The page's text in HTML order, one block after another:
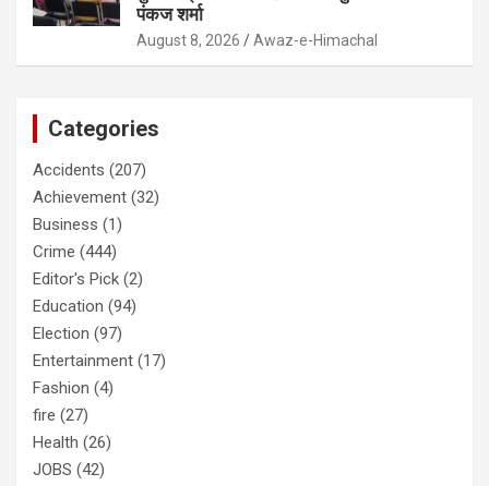
पंकज शर्मा
August 8, 2026 Awaz-e-Himachal
Categories
Accidents (207)
Achievement (32)
Business (1)
Crime (444)
Editor's Pick (2)
Education (94)
Election (97)
Entertainment (17)
Fashion (4)
fire (27)
Health (26)
JOBS (42)